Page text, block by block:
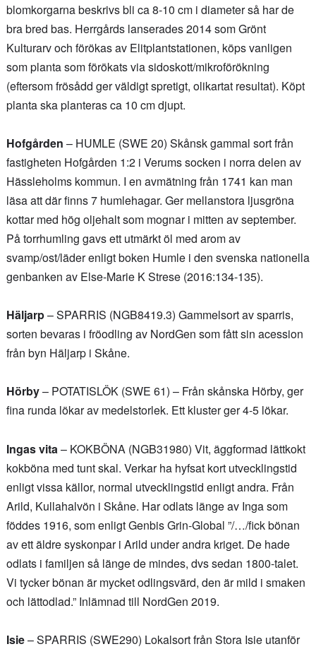
blomkorgarna beskrivs bli ca 8-10 cm i diameter så har de
bra bred bas. Herrgårds lanserades 2014 som Grönt
Kulturarv och förökas av Elitplantstationen, köps vanligen
som planta som förökats via sidoskott/mikroförökning
(eftersom frösådd ger väldigt spretigt, olikartat resultat). Köpt
planta ska planteras ca 10 cm djupt.
Hofgården – HUMLE (SWE 20) Skånsk gammal sort från
fastigheten Hofgården 1:2 i Verums socken i norra delen av
Hässleholms kommun. I en avmätning från 1741 kan man
läsa att där finns 7 humlehagar. Ger mellanstora ljusgröna
kottar med hög oljehalt som mognar i mitten av september.
På torrhumling gavs ett utmärkt öl med arom av
svamp/ost/läder enligt boken Humle i den svenska nationella
genbanken av Else-Marie K Strese (2016:134-135).
Häljarp– SPARRIS (NGB8419.3) Gammelsort av sparris,
sorten bevaras i fröodling av NordGen som fått sin acession
från byn Häljarp i Skåne.
Hörby– POTATISLÖK (SWE 61) – Från skånska Hörby, ger
fina runda lökar av medelstorlek. Ett kluster ger 4-5 lökar.
Ingas vita – KOKBÖNA (NGB31980) Vit, äggformad lättkokt
kokböna med tunt skal. Verkar ha hyfsat kort utvecklingstid
enligt vissa källor, normal utvecklingstid enligt andra. Från
Arild, Kullahalvön i Skåne. Har odlats länge av Inga som
föddes 1916, som enligt Genbis Grin-Global ”/…/fick bönan
av ett äldre syskonpar i Arild under andra kriget. De hade
odlats i familjen så länge de mindes, dvs sedan 1800-talet.
Vi tycker bönan är mycket odlingsvärd, den är mild i smaken
och lättodlad.” Inlämnad till NordGen 2019.
Isie– SPARRIS (SWE290) Lokalsort från Stora Isie utanför